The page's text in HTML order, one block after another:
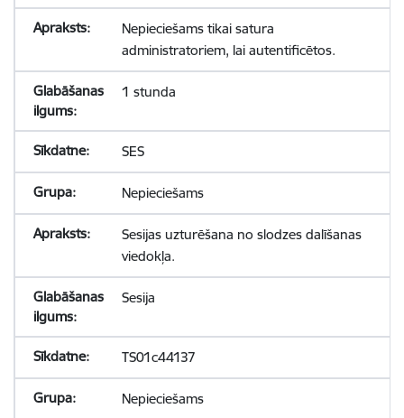
Nepieciešams tikai satura
administratoriem, lai autentificētos.
1 stunda
SES
Nepieciešams
Sesijas uzturēšana no slodzes dalīšanas
viedokļa.
Sesija
TS01c44137
Nepieciešams